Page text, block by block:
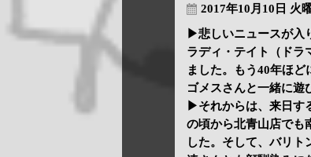
2017年10月10日 火
▶悲しいニュースが入
ラディ・テイト（ドラ
ました。もう40年ほ
ゴメスさんと一緒に遊
▶それからは、来日す
の頃から北青山店でも
した。そして、バリト